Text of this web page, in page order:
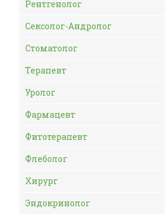
Рентгенолог
Сексолог-Андролог
Стоматолог
Терапевт
Уролог
Фармацевт
Фитотерапевт
Флеболог
Хирург
Эндокринолог